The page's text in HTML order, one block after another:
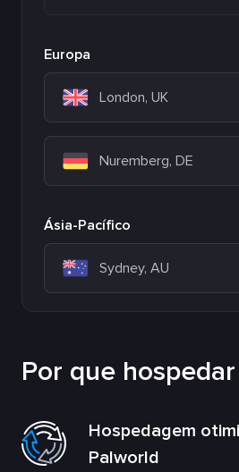
Europa
London, UK
Nuremberg, DE
Ásia-Pacífico
Sydney, AU
Por que
Hospedagem
Palworld